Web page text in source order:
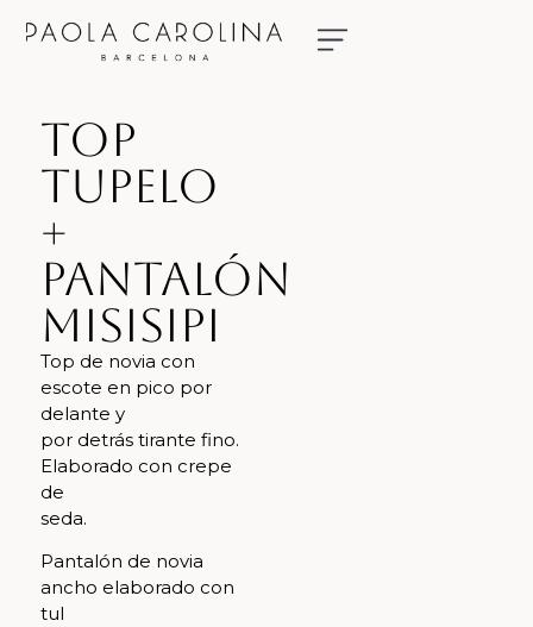
Top
Tupelo
+
Pantalón
Misisipi
Top de novia con
escote en pico por
delante y
por detrás tirante fino.
Elaborado con crepe
de
seda.
Pantalón de novia
ancho elaborado con
tul